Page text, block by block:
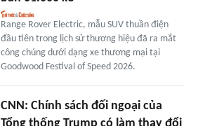
Range Rover Electric, mẫu SUV thuần điện
đầu tiên trong lịch sử thương hiệu đã ra mắt
công chúng dưới dạng xe thương mại tại
Goodwood Festival of Speed 2026.
CNN: Chính sách đối ngoại của
Tổng thống Trump có làm thay đổi